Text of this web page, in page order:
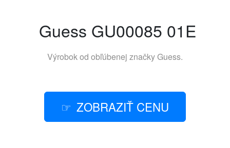
Guess GU00085 01E
Výrobok od obľúbenej značkyGuess.
ZOBRAZIŤ CENU